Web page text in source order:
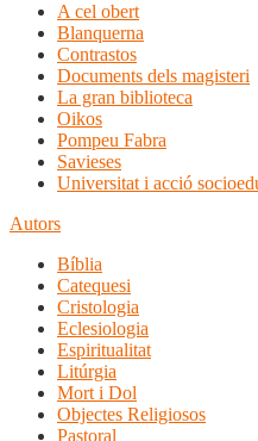
A cel obert
Blanquerna
Contrastos
Documents dels magisteri
La gran biblioteca
Oikos
Pompeu Fabra
Savieses
Universitat i acció
Autors
Bíblia
Catequesi
Cristologia
Eclesiologia
Espiritualitat
Litúrgia
Mort i Dol
Objectes Religiosos
Pastoral